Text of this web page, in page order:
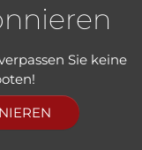
Sie keine